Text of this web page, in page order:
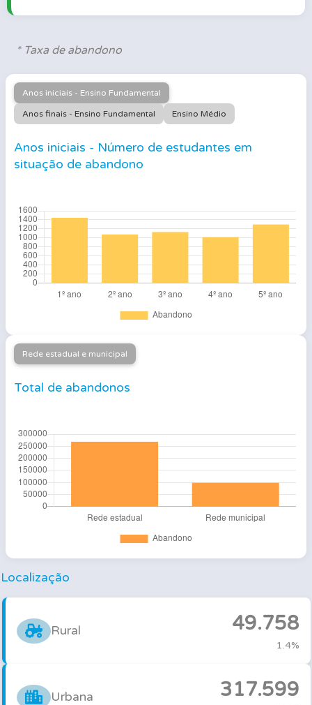
* Taxa de abandono
Anos iniciais - Ensino Fundamental
Anos finais - Ensino Fundamental Ensino Médio
Anos iniciais - Número de estudantes em
situação de abandono
Rede estadual e municipal
Total de abandonos
Localização
Rural 49.758
1.4%
Urbana 317.599